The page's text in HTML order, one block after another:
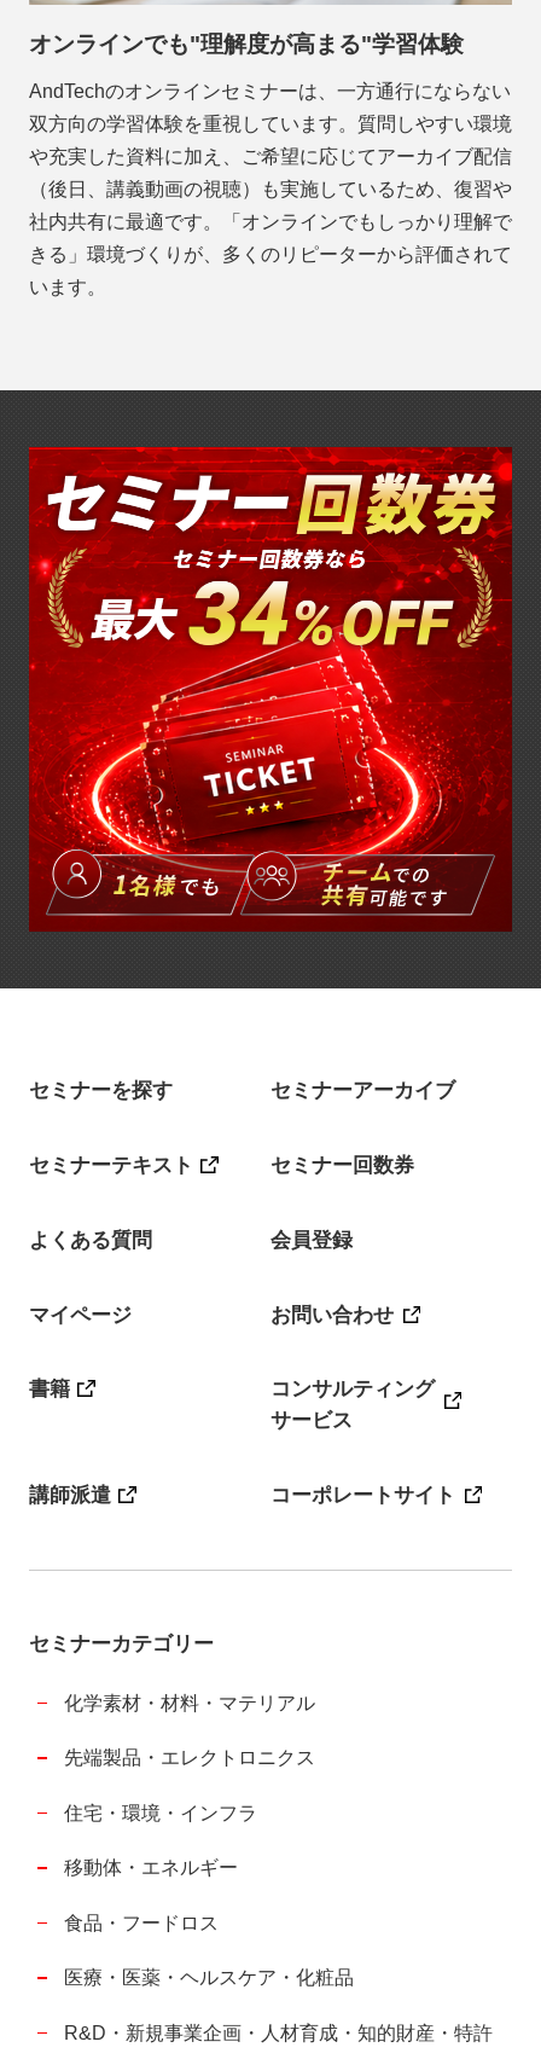
オンラインでも"理解度が高まる"学習体験
AndTechのオンラインセミナーは、一方通行にならない
双方向の学習体験を重視しています。質問しやすい環境
や充実した資料に加え、ご希望に応じてアーカイブ配信
（後日、講義動画の視聴）も実施しているため、復習や
社内共有に最適です。「オンラインでもしっかり理解で
きる」環境づくりが、多くのリピーターから評価されて
います。
セミナーを探す セミナーアーカイブ
セミナーテキスト セミナー回数券
よくある質問 会員登録
マイページ お問い合わせ
書籍
コンサルティング
サービス
講師派遣 コーポレートサイト
セミナーカテゴリー
化学素材・材料・マテリアル
先端製品・エレクトロニクス
住宅・環境・インフラ
移動体・エネルギー
食品・フードロス
医療・医薬・ヘルスケア・化粧品
R&D・新規事業企画・人材育成・知的財産・特許